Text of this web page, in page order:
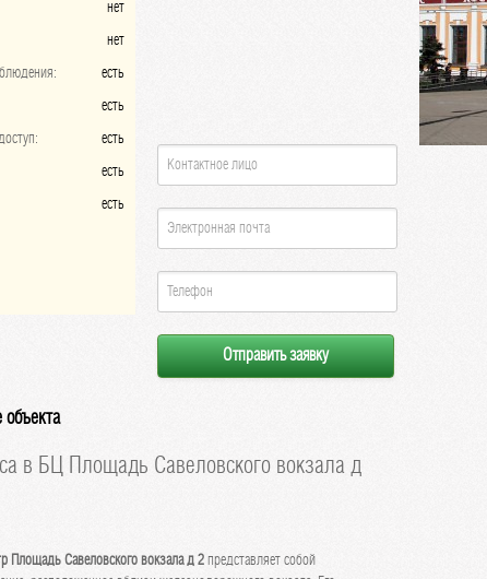
нет
нет
есть
есть
есть
есть
есть
в БЦ Площадь Савеловского вокзала д
Савеловского вокзала д 2 представляет собой